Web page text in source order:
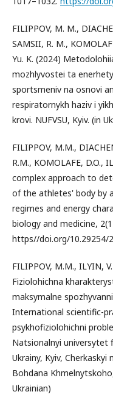
FILIPPOV, M. M.,
SAMSII, R. M.,
Yu. K. (2024)
mozhlyvostei ta
sportsmeniv na osnovi
respiratornykh haziv i
krovi. NUFVSU, Kyiv. (in
FILIPPOV, M.M.,
R.M., KOMOLAFE, D.O.,
complex approach to
of the athletes' body by
regimes and energy
biology and medicine,
https//doi.org/10.29254/
FILIPPOV, M.M., ILYIN,
Fiziolohichna
maksymalne
International scientific-
psykhofiziolohichni
Natsionalnyi universytet
Ukrainy, Kyiv,
Bohdana
Ukrainian)